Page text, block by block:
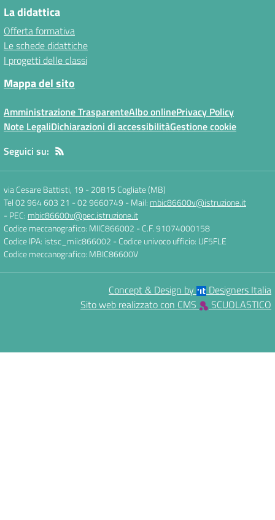
La didattica
Offerta formativa
Le schede didattiche
I progetti delle classi
Mappa del sito
Amministrazione TrasparenteAlbo onlinePrivacy Policy
Note LegaliDichiarazioni di accessibilitàGestione cookie
Seguici su:
via Cesare Battisti, 19 - 20815 Cogliate (MB)
Tel 02 964 603 21 - 02 9660749 - Mail: mbic86600v@istruzione.it
- PEC: mbic86600v@pec.istruzione.it
Codice meccanografico: MIIC866002 - C.F. 91074000158
Codice IPA: istsc_miic866002 - Codice univoco ufficio: UF5FLE
Codice meccanografico: MBIC86600V
Concept & Design by
Designers Italia
Sito web realizzato con CMS
SCUOLASTICO